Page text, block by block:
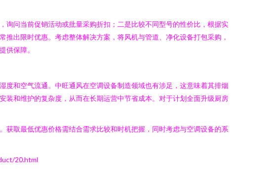
问当前促销活动或批量采购折扣；二是比较不同型号的性价比，根据实
出限时优惠。考虑整体解决方案，将风机与管道、净化设备打包采购，
供保障。
和空气流通。中旺通风在空调设备制造领域也有涉足，这意味着其排烟
装和维护的复杂度，从而在长期运营中节省成本。对于计划全面升级厨房
取最低优惠价格需结合需求比较和时机把握，同时考虑与空调设备的系
20.html